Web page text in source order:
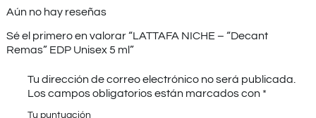
Aún no hay reseñas
Sé el primero en valorar “LATTAFA NICHE – “Decant
Remas” EDP Unisex 5 ml”
Tu dirección de correo electrónico no será publicada.
Los campos obligatorios están marcados con *
Tu puntuación